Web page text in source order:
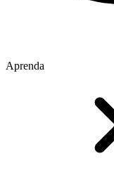
Aprenda